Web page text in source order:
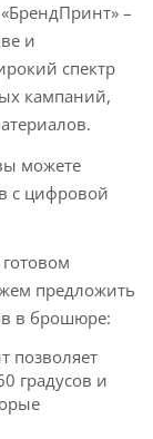
–
и
спектр
кампаний,
можете
с цифровой
предложить
в брошюре:
позволяет
градусов и